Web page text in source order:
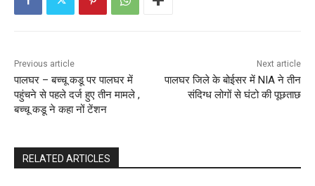
Previous article
पालघर – बच्चू कडू पर पालघर में
पहुंचने से पहले दर्ज हुए तीन मामले ,
बच्चू कडू ने कहा नों टेंशन
Next article
पालघर जिले के बोईसर में NIA ने तीन
संदिग्ध लोगों से घंटो की पूछताछ
RELATED ARTICLES